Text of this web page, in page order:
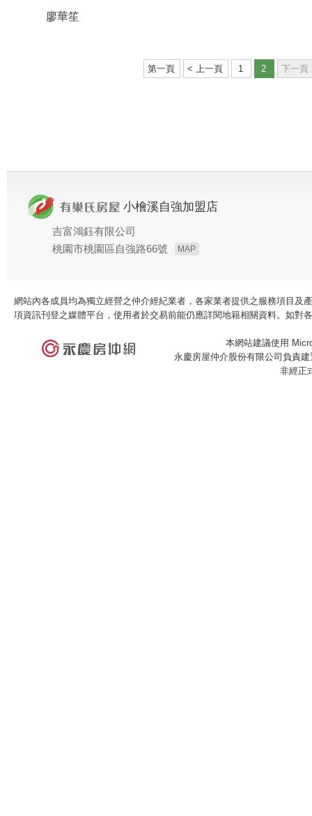
廖華笙
第一頁 < 上一頁 1 2 下一頁
小檜溪自強加盟店
吉富鴻鈺有限公司
桃園市桃園區自強路66號
MAP
網站內各成員均為獨立經營之仲介經紀業者，各家業者提供之服務項目
項資訊刊登之媒體平台，使用者於交易前能仍應詳閱地籍相關資料。如對
本網站建議使用
永慶房屋仲介股份有限公司負責
非經正